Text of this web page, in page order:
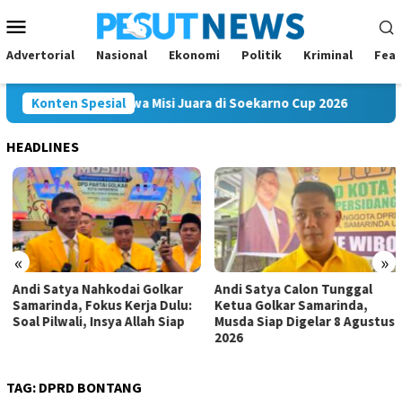
ke
kontenMobile
Advertorial Nasional Ekonomi Politik Kriminal
Konten Spesial
FC Bawa Misi Juara di Soekarno Cup 2026
HEADLINES
« »
Andi Satya Nahkodai Golkar
Samarinda, Fokus Kerja Dulu:
Soal Pilwali, Insya Allah Siap
Andi Satya Calon Tunggal
Ketua Golkar Samarinda,
Musda Siap Digelar 8 Agustus
2026
TAG: DPRD BONTANG